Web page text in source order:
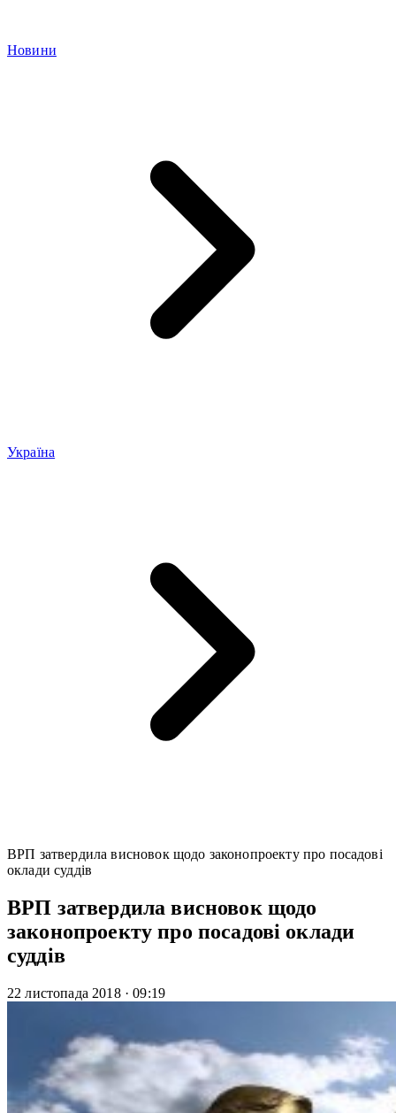
Новини
Україна
ВРП затвердила висновок щодо законопроекту про посадові
оклади суддів
ВРП затвердила висновок щодо
законопроекту про посадові оклади
суддів
22 листопада 2018 · 09:19